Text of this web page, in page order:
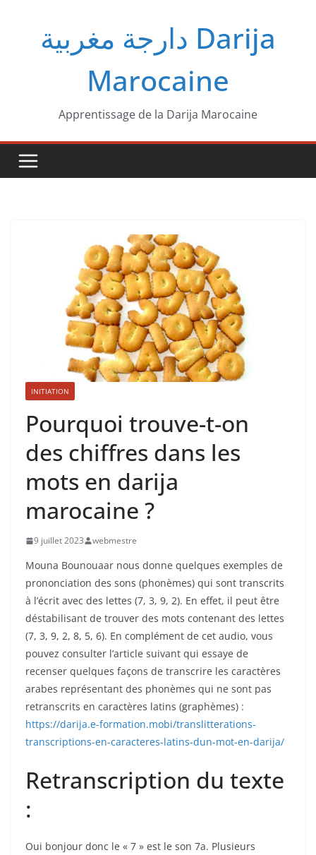
contenuدارجة مغربية‎ Darija
Marocaine
Apprentissage de la Darija Marocaine
INITIATION
Pourquoi trouve-t-on
des chiffres dans les
mots en darija
marocaine ?
9 juillet 2023 webmestre
Mouna Bounouaar nous donne quelques exemples de
prononciation des sons (phonèmes) qui sont transcrits
à l’écrit avec des lettes (7, 3, 9, 2). En effet, il peut être
déstabilisant de trouver des mots contenant des lettes
(7, 3, 9, 2, 8, 5, 6). En complément de cet audio, vous
pouvez consulter l’article suivant qui essaye de
recenser quelques façons de transcrire les caractères
arabes représentant des phonèmes qui ne sont pas
retranscrits en caractères latins (graphèmes) :
https://darija.e-formation.mobi/translitterations-
transcriptions-en-caracteres-latins-dun-mot-en-darija/
Retranscription du texte
:
Oui bonjour donc le « 7 » est le son 7a. Plusieurs